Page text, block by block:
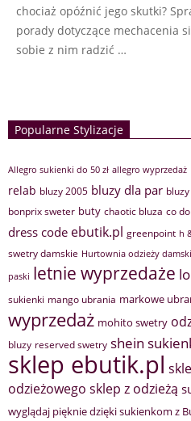
chociaż opóźnić jego skutki?
porady dotyczące mechacenia
sobie z nim radzić …
Popularne Stylizacje
Allegro sukienki do 50 zł allegro wyprzedaż
relab bluzy 2005 bluzy dla par
bonprix sweter buty chaotic bluza co
dress code ebutik.pl greenpoint h
swetry damskie Hurtownia odzieży
paski letnie wyprzedaże
sukienki mango ubrania markowe
wyprzedaż mohito swetry
bluzy reserved swetry shein
sklep ebutik.pl
odzieżowego sklep z odzieżą
wyglądaj pięknie dzięki sukienkom z